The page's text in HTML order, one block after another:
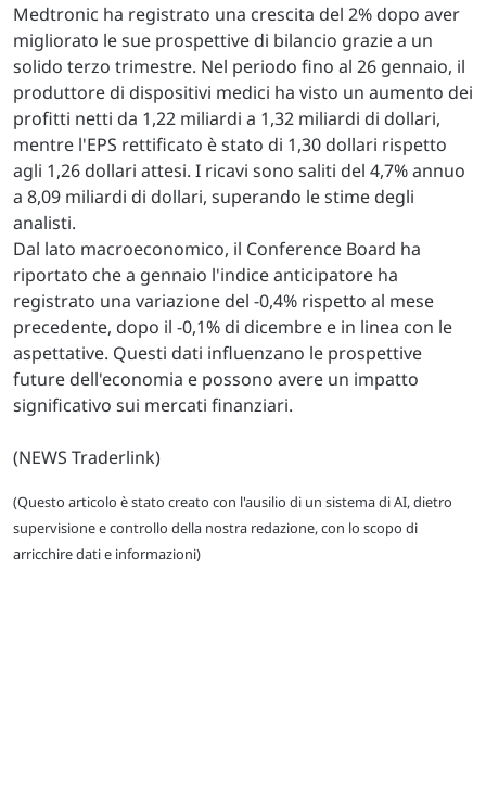
Medtronic ha registrato una crescita del 2% dopo aver
migliorato le sue prospettive di bilancio grazie a un
solido terzo trimestre. Nel periodo fino al 26 gennaio, il
produttore di dispositivi medici ha visto un aumento dei
profitti netti da 1,22 miliardi a 1,32 miliardi di dollari,
mentre l'EPS rettificato è stato di 1,30 dollari rispetto
agli 1,26 dollari attesi. I ricavi sono saliti del 4,7% annuo
a 8,09 miliardi di dollari, superando le stime degli
analisti.
Dal lato macroeconomico, il Conference Board ha
riportato che a gennaio l'indice anticipatore ha
registrato una variazione del -0,4% rispetto al mese
precedente, dopo il -0,1% di dicembre e in linea con le
aspettative. Questi dati influenzano le prospettive
future dell'economia e possono avere un impatto
significativo sui mercati finanziari.
(NEWS Traderlink)
(Questo articolo è stato creato con l'ausilio di un sistema di AI, dietro
supervisione e controllo della nostra redazione, con lo scopo di
arricchire dati e informazioni)